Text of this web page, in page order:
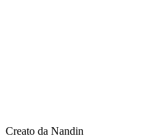
Creato da Nandin